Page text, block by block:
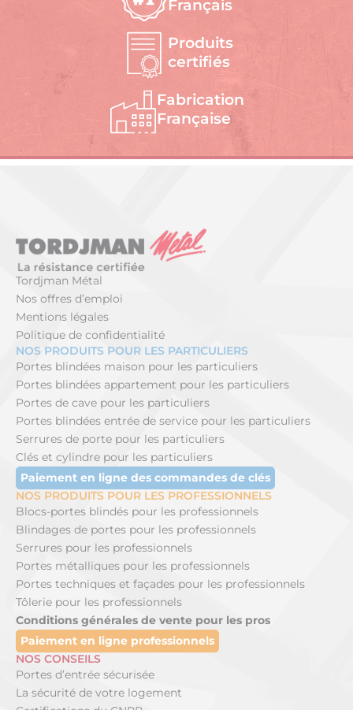
Français
Produits
certifiés
Fabrication
Française
Tordjman Métal
Nos offres d’emploi
Mentions légales
Politique de confidentialité
NOS PRODUITS POUR LES PARTICULIERS
Portes blindées maison pour les particuliers
Portes blindées appartement pour les particuliers
Portes de cave pour les particuliers
Portes blindées entrée de service pour les particuliers
Serrures de porte pour les particuliers
Clés et cylindre pour les particuliers
Paiement en ligne des commandes de clés
NOS PRODUITS POUR LES PROFESSIONNELS
Blocs-portes blindés pour les professionnels
Blindages de portes pour les professionnels
Serrures pour les professionnels
Portes métalliques pour les professionnels
Portes techniques et façades pour les professionnels
Tôlerie pour les professionnels
Conditions générales de vente pour les pros
Paiement en ligne professionnels
NOS CONSEILS
Portes d’entrée sécurisée
La sécurité de votre logement